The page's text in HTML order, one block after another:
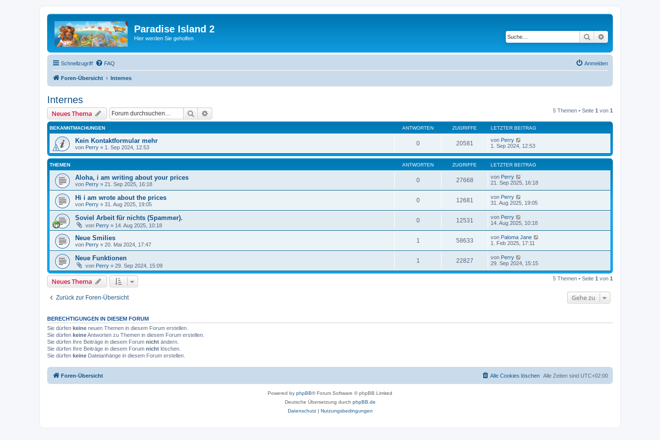
Paradise Island 2
Hier werden Sie geholfen Suche
Schnellzugriff FAQ Anmelden
Foren-Übersicht Internes
Internes
Neues Thema Suche 5 Themen • Seite 1 von 1
BEKANNTMACHUNGEN ANTWORTEN ZUGRIFFE LETZTER BEITRAG
Kein Kontaktformular mehr
von Perry » 1. Sep 2024, 12:53
0 20581 von Perry
1. Sep 2024, 12:53
THEMEN ANTWORTEN ZUGRIFFE LETZTER BEITRAG
Aloha, i am writing about your prices
von Perry » 21. Sep 2025, 16:18
0 27668 von Perry
21. Sep 2025, 16:18
Hi i am wrote about the prices
von Perry » 31. Aug 2025, 19:05
0 12681 von Perry
31. Aug 2025, 19:05
Soviel Arbeit für nichts (Spammer).
von Perry » 14. Aug 2025, 10:18
0 12531 von Perry
14. Aug 2025, 10:18
Neue Smilies
von Perry » 20. Mai 2024, 17:47
1 58633 von Paloma Jane
1. Feb 2025, 17:11
Neue Funktionen
von Perry » 29. Sep 2024, 15:09
1 22827 von Perry
29. Sep 2024, 15:15
Neues Thema 5 Themen • Seite 1 von 1
Zurück zur Foren-Übersicht Gehe zu
BERECHTIGUNGEN IN DIESEM FORUM
Sie dürfen keine neuen Themen in diesem Forum erstellen.
Sie dürfen keineAntworten zu Themen in diesem Forum erstellen.
Sie dürfen Ihre Beiträge in diesem Forum nicht ändern.
Sie dürfen Ihre Beiträge in diesem Forum nicht löschen.
Sie dürfen keine Dateianhänge in diesem Forum erstellen.
Foren-Übersicht Alle Zeiten sind UTC+02:00
Alle Cookies löschen
Powered by phpBB® Forum Software © phpBB Limited
Deutsche Übersetzung durch phpBB.de
Datenschutz| Nutzungsbedingungen